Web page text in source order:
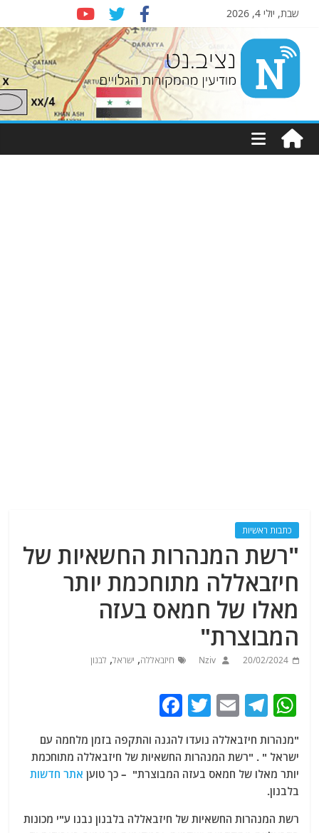
שבת, יולי 4, 2026
Nziv.net
מודיעין
מהמקורות
כתבות ראשיות
"רשת המנהרות החשאיות של
חיזבאללה מתוחכמת יותר
מאלו של חמאס בעזה
המבוצרת"
20/02/2024
Nziv חיזבאללה, ישראל, לבנון
W
at
s
A
p
T
el
e
g
m
E
ai
l
T
w
itt
er
c
e
o
"מנהרות חיזבאללה נועדו להגנה והתקפה בזמן מלחמה עם
ישראל " . "רשת המנהרות החשאיות של חיזבאללה מתוחכמת
יותר מאלו של חמאס בעזה המבוצרת" – כך טוען אתר חדשות
בלבנון.
רשת המנהרות החשאיות של חיזבאללה בלבנון נבנו ע"י מכונות